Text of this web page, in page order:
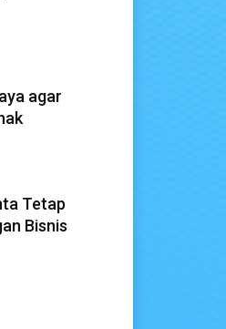
agar
Tetap
Bisnis